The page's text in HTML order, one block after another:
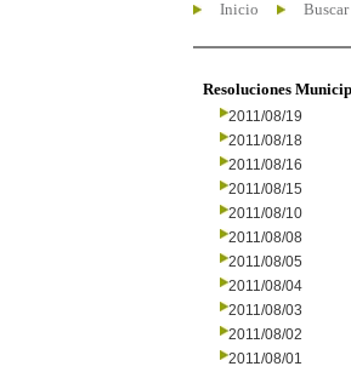
Inicio
Resoluciones
2011/08/19
2011/08/18
2011/08/16
2011/08/15
2011/08/10
2011/08/08
2011/08/05
2011/08/04
2011/08/03
2011/08/02
2011/08/01